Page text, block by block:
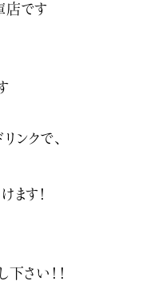
店です
ンクで、
ます！
さい！！